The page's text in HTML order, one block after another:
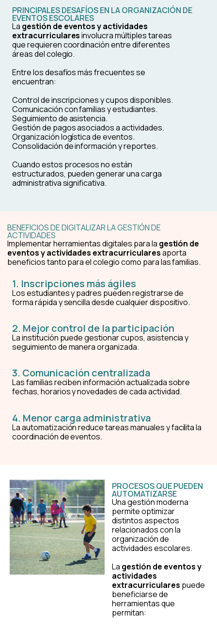
PRINCIPALES DESAFÍOS EN LA ORGANIZACIÓN DE
EVENTOS ESCOLARES
La gestión de eventos y actividades
extracurricularesinvolucra múltiples tareas
que requieren coordinación entre diferentes
áreas del colegio.
Entre los desafíos más frecuentes se
encuentran:
Control de inscripciones y cupos disponibles.
Comunicación con familias y estudiantes.
Seguimiento de asistencia.
Gestión de pagos asociados a actividades.
Organización logística de eventos.
Consolidación de información y reportes.
Cuando estos procesos no están
estructurados, pueden generar una carga
administrativa significativa.
BENEFICIOS DE DIGITALIZAR LA GESTIÓN DE
ACTIVIDADES
Implementar herramientas digitales para la gestión de
eventos y actividades extracurricularesaporta
beneficios tanto para el colegio como para las familias.
1. Inscripciones más ágiles
Los estudiantes y padres pueden registrarse de
forma rápida y sencilla desde cualquier dispositivo.
2. Mejor control de la participación
La institución puede gestionar cupos, asistencia y
seguimiento de manera organizada.
3. Comunicación centralizada
Las familias reciben información actualizada sobre
fechas, horarios y novedades de cada actividad.
4. Menor carga administrativa
La automatización reduce tareas manuales y facilita la
coordinación de eventos.
PROCESOS QUE PUEDEN
AUTOMATIZARSE
Una gestión moderna
permite optimizar
distintos aspectos
relacionados con la
organización de
actividades escolares.
La gestión de eventos y
actividades
extracurriculares puede
beneficiarse de
herramientas que
permitan: